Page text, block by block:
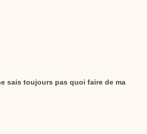
sais toujours pas quoi faire de ma